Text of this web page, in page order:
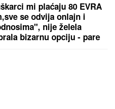
mi plaćaju 80 EVRA
se odvija onlajn i
nije želela
bizarnu opciju - pare